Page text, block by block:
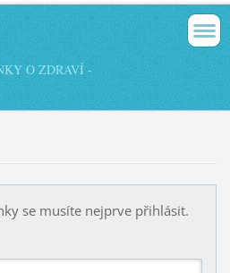
O ZDRAVÍ -
se musíte nejprve přihlásit.